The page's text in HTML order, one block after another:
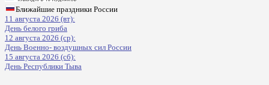
Ближайшие праздники России
11 августа 2026 (вт):
День белого гриба
12 августа 2026 (ср):
День Военно- воздушных сил России
15 августа 2026 (сб):
День Республики Тыва